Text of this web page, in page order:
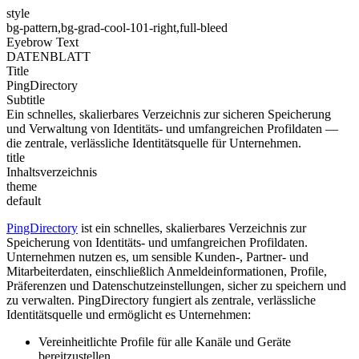
style
bg-pattern,bg-grad-cool-101-right,full-bleed
Eyebrow Text
DATENBLATT
Title
PingDirectory
Subtitle
Ein schnelles, skalierbares Verzeichnis zur sicheren Speicherung
und Verwaltung von Identitäts- und umfangreichen Profildaten —
die zentrale, verlässliche Identitätsquelle für Unternehmen.
title
Inhaltsverzeichnis
theme
default
PingDirectory ist ein schnelles, skalierbares Verzeichnis zur
Speicherung von Identitäts- und umfangreichen Profildaten.
Unternehmen nutzen es, um sensible Kunden-, Partner- und
Mitarbeiterdaten, einschließlich Anmeldeinformationen, Profile,
Präferenzen und Datenschutzeinstellungen, sicher zu speichern und
zu verwalten. PingDirectory fungiert als zentrale, verlässliche
Identitätsquelle und ermöglicht es Unternehmen:
Vereinheitlichte Profile für alle Kanäle und Geräte
bereitzustellen.